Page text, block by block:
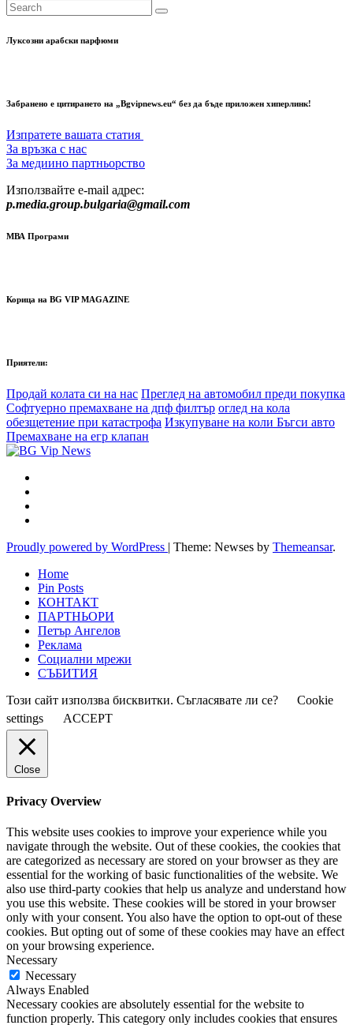
Луксозни арабски парфюми
Забранено е цитирането на „Bgvipnews.eu“ без да бъде приложен хиперлинк!
Изпратете вашата статия
За връзка с нас
За медиино партньорство
Използвайте e-mail адрес:
p.media.group.bulgaria@gmail.com
МВА Програми
Корица на BG VIP MAGAZINE
Приятели:
Продай колата си на нас Преглед на автомобил преди покупка
Софтуерно премахване на дпф филтър оглед на кола
обезщетение при катастрофа Изкупуване на коли Бъгси авто
Премахване на егр клапан
Proudly powered by WordPress | Theme: Newses by Themeansar.
Home
Pin Posts
КОНТАКТ
ПАРТНЬОРИ
Петър Ангелов
Реклама
Социални мрежи
СЪБИТИЯ
Този сайт използва бисквитки. Съгласявате ли се?
Cookie
settings
ACCEPT
Close
Privacy Overview
This website uses cookies to improve your experience while you
navigate through the website. Out of these cookies, the cookies that
are categorized as necessary are stored on your browser as they are
essential for the working of basic functionalities of the website. We
also use third-party cookies that help us analyze and understand how
you use this website. These cookies will be stored in your browser
only with your consent. You also have the option to opt-out of these
cookies. But opting out of some of these cookies may have an effect
on your browsing experience.
Necessary
Necessary
Always Enabled
Necessary cookies are absolutely essential for the website to
function properly. This category only includes cookies that ensures